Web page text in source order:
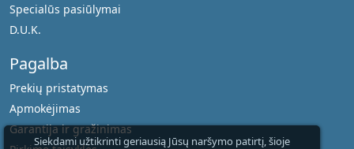
Siekdami užtikrinti geriausią Jūsų naršymo patirtį, šioje
Specialūs pasiūlymai
D.U.K.
Pagalba
Prekių pristatymas
Apmokėjimas
Garantija ir gražinimas